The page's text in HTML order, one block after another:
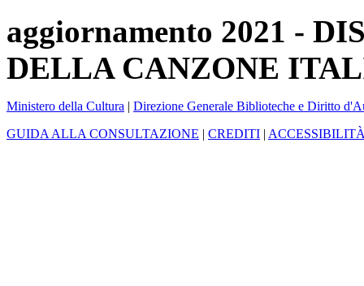
aggiornamento 2021 -
DELLA CANZONE
Ministero della Cultura | Direzione Generale Biblioteche e Diritto
GUIDA ALLA CONSULTAZIONE | CREDITI |